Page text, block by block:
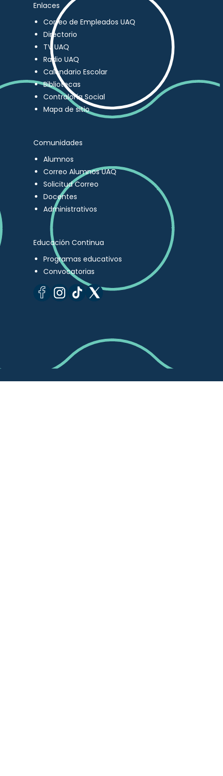
Enlaces
Correo de Empleados UAQ
Directorio
TV UAQ
Radio UAQ
Calendario Escolar
Bibliotecas
Contraloría Social
Mapa de sitio
Comunidades
Alumnos
Correo Alumnos UAQ
Solicitud Correo
Docentes
Administrativos
Educación Continua
Programas educativos
Convocatorias